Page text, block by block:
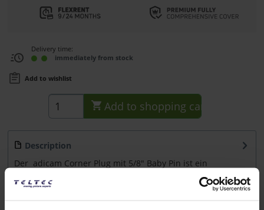
Delivery time:
immediately from stock
Add to wishlist
Add to shopping cart
Description
Der adicam Corner Plug mit 5/8" Baby Pin ist ein